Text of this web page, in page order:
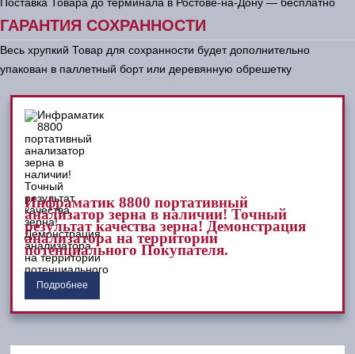
ГАРАНТИЯ СОХРАННОСТИ
Весь хрупкий Товар для сохранности будет дополнительно
упакован в паллетный борт или деревянную обрешетку
Инфраматик 8800 портативный
анализатор зерна в наличии! Точный
результат качества зерна! Демонстрация
анализатора на территории
потенциального Покупателя.
Подробнее